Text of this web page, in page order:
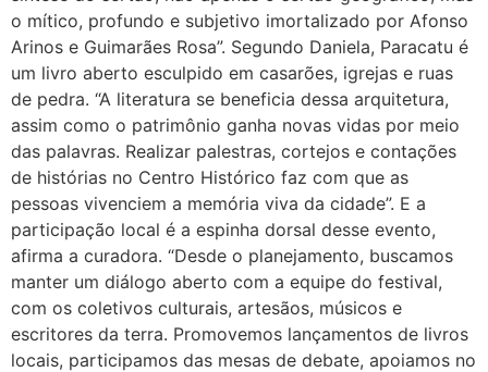
o mítico, profundo e subjetivo imortalizado por Afonso
Arinos e Guimarães Rosa”. Segundo Daniela, Paracatu é
um livro aberto esculpido em casarões, igrejas e ruas
de pedra. “A literatura se beneficia dessa arquitetura,
assim como o patrimônio ganha novas vidas por meio
das palavras. Realizar palestras, cortejos e contações
de histórias no Centro Histórico faz com que as
pessoas vivenciem a memória viva da cidade”. E a
participação local é a espinha dorsal desse evento,
afirma a curadora. “Desde o planejamento, buscamos
manter um diálogo aberto com a equipe do festival,
com os coletivos culturais, artesãos, músicos e
escritores da terra. Promovemos lançamentos de livros
locais, participamos das mesas de debate, apoiamos no